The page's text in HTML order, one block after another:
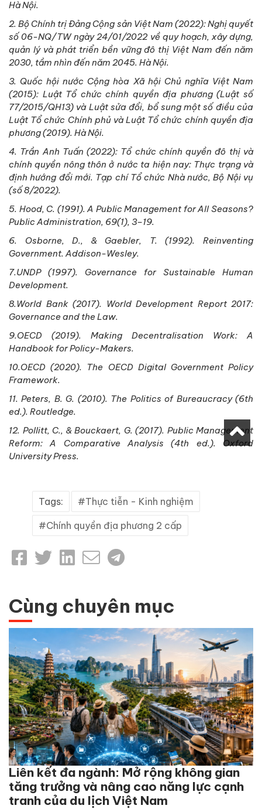
Hà Nội.
2. Bộ Chính trị Đảng Cộng sản Việt Nam (2022): Nghị quyết
số 06-NQ/TW ngày 24/01/2022 về quy hoạch, xây dựng,
quản lý và phát triển bền vững đô thị Việt Nam đến năm
2030, tầm nhìn đến năm 2045. Hà Nội.
3. Quốc hội nước Cộng hòa Xã hội Chủ nghĩa Việt Nam
(2015): Luật Tổ chức chính quyền địa phương (Luật số
77/2015/QH13) và Luật sửa đổi, bổ sung một số điều của
Luật Tổ chức Chính phủ và Luật Tổ chức chính quyền địa
phương (2019). Hà Nội.
4. Trần Anh Tuấn (2022): Tổ chức chính quyền đô thị và
chính quyền nông thôn ở nước ta hiện nay: Thực trạng và
định hướng đổi mới. Tạp chí Tổ chức Nhà nước, Bộ Nội vụ
(số 8/2022).
5. Hood, C. (1991). A Public Management for All Seasons?
Public Administration, 69(1), 3–19.
6. Osborne, D., & Gaebler, T. (1992). Reinventing
Government. Addison-Wesley.
7.UNDP (1997). Governance for Sustainable Human
Development.
8.World Bank (2017). World Development Report 2017:
Governance and the Law.
9.OECD (2019). Making Decentralisation Work: A
Handbook for Policy-Makers.
10.OECD (2020). The OECD Digital Government Policy
Framework.
11. Peters, B. G. (2010). The Politics of Bureaucracy (6th
ed.). Routledge.
12. Pollitt, C., & Bouckaert, G. (2017). Public Management
Reform: A Comparative Analysis (4th ed.). Oxford
University Press.
Tags: Thực tiễn - Kinh nghiệm
Chính quyền địa phương 2 cấp
Cùng chuyên mục
Liên kết đa ngành: Mở rộng không gian
tăng trưởng và nâng cao năng lực cạnh
tranh của du lịch Việt Nam